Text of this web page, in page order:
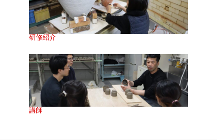
研修紹介
講師